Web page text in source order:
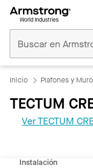
Inicio Plafones y
TECTUM
Ver TECTUM
REVIT
Instalación